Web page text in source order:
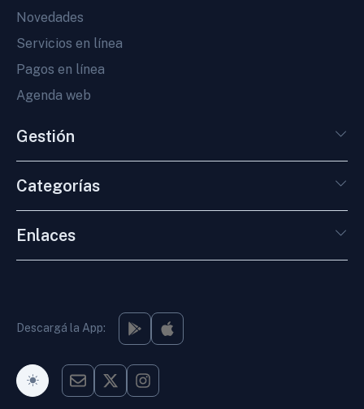
Novedades
Servicios en línea
Pagos en línea
Agenda web
Gestión
Categorías
Enlaces
Descargá la App:
Modo Oscuro